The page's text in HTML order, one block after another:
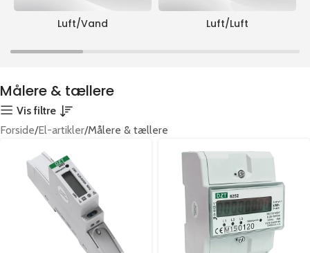
Luft/Vand Luft/Luft
Målere & tællere
Vis filtre
Forside El-artikler Målere & tællere